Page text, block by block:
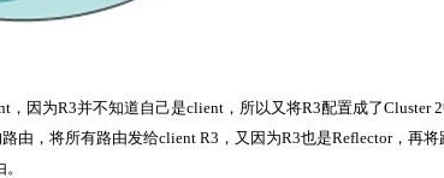
，因为R3并不知道自己是client，所以又将R3配置成了Cluster
由，将所有路由发给client R3，又因为R3也是Reflector，再